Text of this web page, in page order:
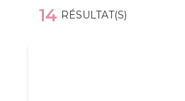
14 RÉSULTAT(S)